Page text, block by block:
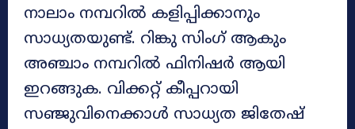
നാലാം നമ്പറില്‍ കളിപ്പിക്കാനും
സാധ്യതയുണ്ട്. റിങ്കു സിംഗ് ആകും
അഞ്ചാം നമ്പറില്‍ ഫിനിഷര്‍ ആയി
ഇറങ്ങുക. വിക്കറ്റ് കീപ്പറായി
സഞ്ജുവിനെക്കാള്‍ സാധ്യത ജിതേഷ്